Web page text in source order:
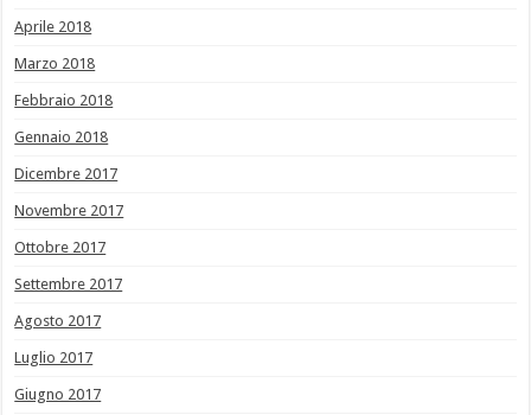
Aprile 2018
Marzo 2018
Febbraio 2018
Gennaio 2018
Dicembre 2017
Novembre 2017
Ottobre 2017
Settembre 2017
Agosto 2017
Luglio 2017
Giugno 2017